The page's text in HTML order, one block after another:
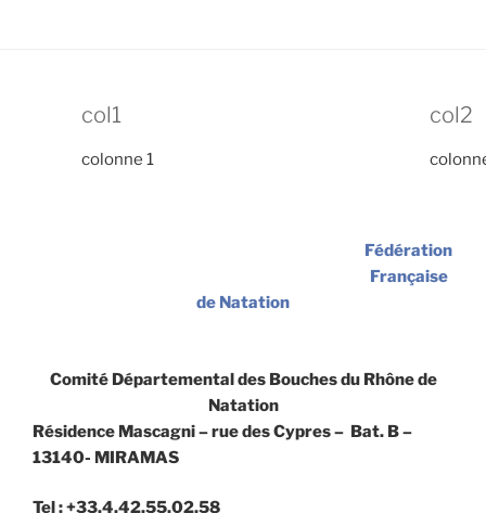
col1
colonne 1
col2
Fédération
Française
de Natation
Comité Départemental des Bouches du Rhône de
Natation
Résidence Mascagni – rue des Cypres – Bat. B –
13140- MIRAMAS
Tel : +33.4.42.55.02.58